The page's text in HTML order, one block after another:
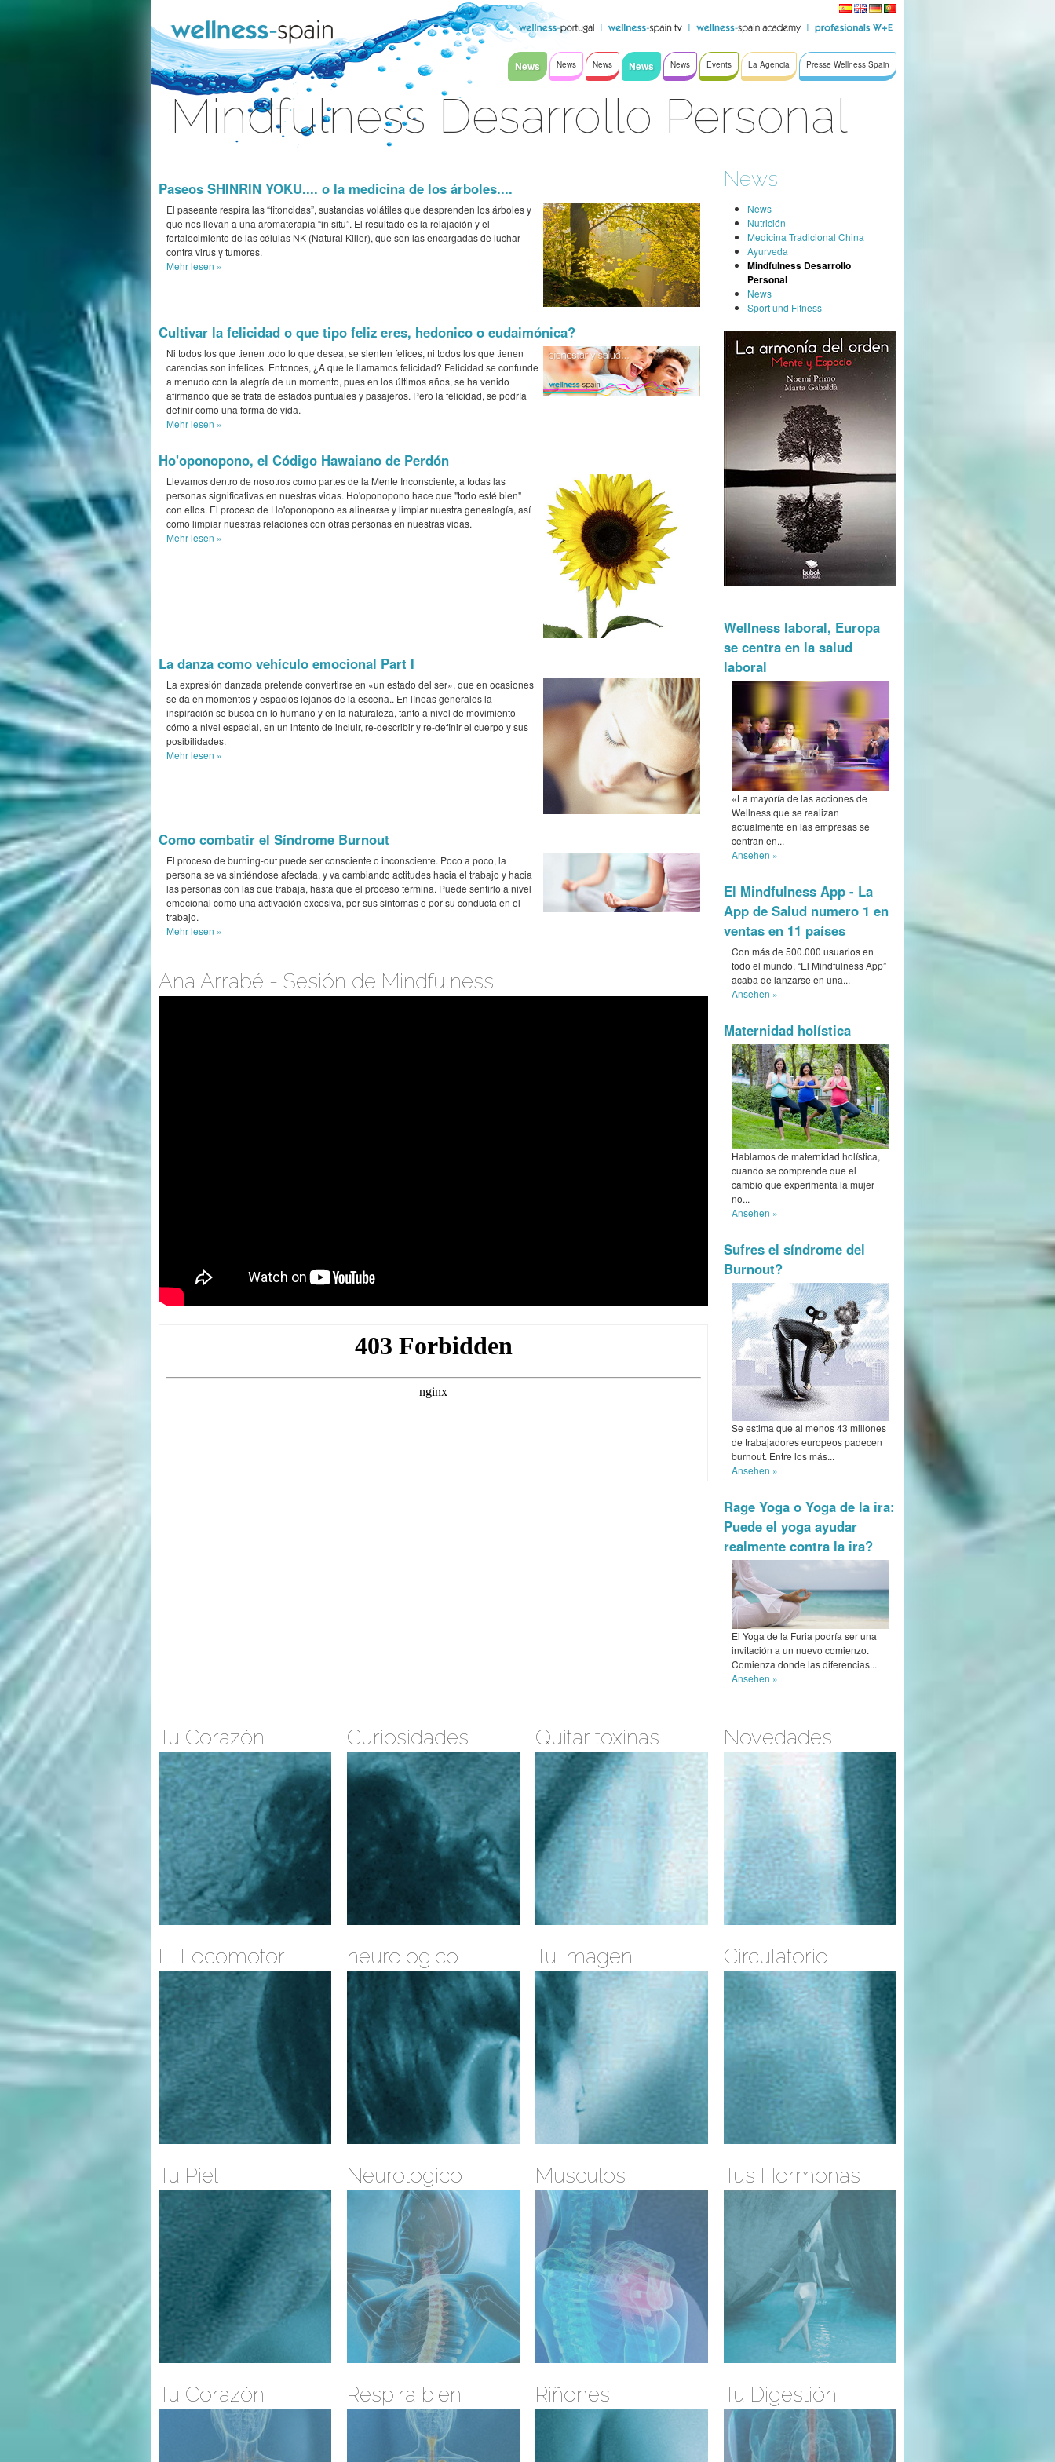
News News News News News Events La Agencia Presse Wellness Spain
Mindfulness Desarrollo Personal
Paseos SHINRIN YOKU.... o la medicina de los árboles....
El paseante respira las “fitoncidas”, sustancias volátiles que desprenden los árboles y
que nos llevan a una aromaterapia “in situ”. El resultado es la relajación y el
fortalecimiento de las células NK (Natural Killer), que son las encargadas de luchar
contra virus y tumores.
Mehrlesen »
Cultivar la felicidad o que tipo feliz eres, hedonico o eudaimónica?
Ni todos los que tienen todo lo que desea, se sienten felices, ni todos los que tienen
carencias son infelices. Entonces, ¿A que le llamamos felicidad? Felicidad se confunde
a menudo con la alegría de un momento, pues en los últimos años, se ha venido
afirmando que se trata de estados puntuales y pasajeros. Pero la felicidad, se podría
definir como una forma de vida.
Mehrlesen »
Ho'oponopono, el Código Hawaiano de Perdón
Llevamos dentro de nosotros como partes de la Mente Inconsciente, a todas las
personas significativas en nuestras vidas. Ho'oponopono hace que "todo esté bien"
con ellos. El proceso de Ho'oponopono es alinearse y limpiar nuestra genealogía, así
como limpiar nuestras relaciones con otras personas en nuestras vidas.
Mehrlesen »
La danza como vehículo emocional Part I
La expresión danzada pretende convertirse en «un estado del ser», que en ocasiones
se da en momentos y espacios lejanos de la escena.. En líneas generales la
inspiración se busca en lo humano y en la naturaleza, tanto a nivel de movimiento
cómo a nivel espacial, en un intento de incluir, re-describir y re-definir el cuerpo y sus
posibilidades.
Mehrlesen »
Como combatir el Síndrome Burnout
El proceso de burning-out puede ser consciente o inconsciente. Poco a poco, la
persona se va sintiéndose afectada, y va cambiando actitudes hacia el trabajo y hacia
las personas con las que trabaja, hasta que el proceso termina. Puede sentirlo a nivel
emocional como una activación excesiva, por sus síntomas o por su conducta en el
trabajo.
Mehrlesen »
Ana Arrabé - Sesión de Mindfulness
News
News
Nutrición
Medicina Tradicional China
Ayurveda
Mindfulness Desarrollo
Personal
News
Sport und Fitness
Wellness laboral, Europa
se centra en la salud
laboral
«La mayoría de las acciones de
Wellness que se realizan
actualmente en las empresas se
centran en...
Ansehen »
El Mindfulness App - La
App de Salud numero 1 en
ventas en 11 países
Con más de 500.000 usuarios en
todo el mundo, “El Mindfulness App”
acaba de lanzarse en una...
Ansehen »
Maternidad holística
Hablamos de maternidad holística,
cuando se comprende que el
cambio que experimenta la mujer
no...
Ansehen »
Sufres el síndrome del
Burnout?
Se estima que al menos 43 millones
de trabajadores europeos padecen
burnout. Entre los más...
Ansehen »
Rage Yoga o Yoga de la ira:
Puede el yoga ayudar
realmente contra la ira?
El Yoga de la Furia podría ser una
invitación a un nuevo comienzo.
Comienza donde las diferencias...
Ansehen »
Tu Corazón
El Locomotor
Tu Piel
Tu Corazón
Curiosidades
neurologico
Neurologico
Respira bien
Quitar toxinas
Tu Imagen
Musculos
Riñones
Novedades
Circulatorio
Tus Hormonas
Tu Digestión